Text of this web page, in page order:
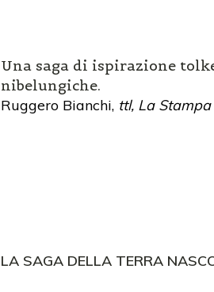
Una saga di ispirazione
nibelungiche.
Ruggero Bianchi, ttl, La Stampa
LA SAGA DELLA TERRA